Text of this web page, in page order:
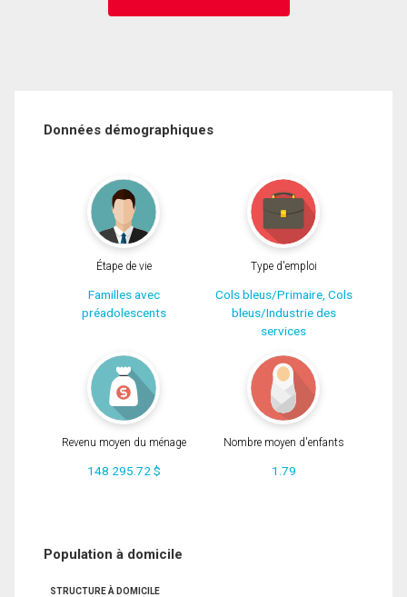
Données démographiques
Étape de vie
Familles avec
préadolescents
Type d'emploi
Cols bleus/Primaire, Cols
bleus/Industrie des
services
Revenu moyen du ménage
148 295.72 $
Nombre moyen d'enfants
1.79
Population à domicile
STRUCTURE À DOMICILE